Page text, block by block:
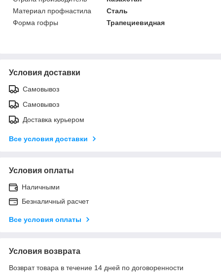
Материал профнастила
Сталь
Форма гофры
Трапециевидная
Условия доставки
Самовывоз
Самовывоз
Доставка курьером
Все условия доставки
Условия оплаты
Наличными
Безналичный расчет
Все условия оплаты
Условия возврата
Возврат товара в течение 14 дней по договоренности